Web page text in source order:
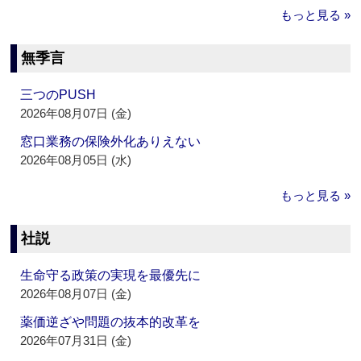
もっと見る »
無季言
三つのPUSH
2026年08月07日 (金)
窓口業務の保険外化ありえない
2026年08月05日 (水)
もっと見る »
社説
生命守る政策の実現を最優先に
2026年08月07日 (金)
薬価逆ざや問題の抜本的改革を
2026年07月31日 (金)